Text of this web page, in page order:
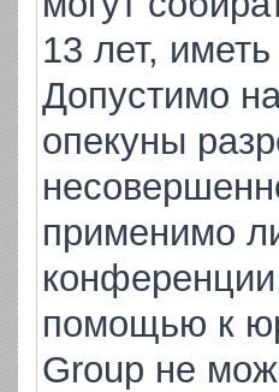
13 лет,
Допустимо
опекуны
применимо
помощью к
Group не